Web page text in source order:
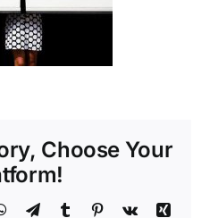
naturale
Choose Your
WhatsApp
TelegramTumblr Pinterest
Vk
Xing